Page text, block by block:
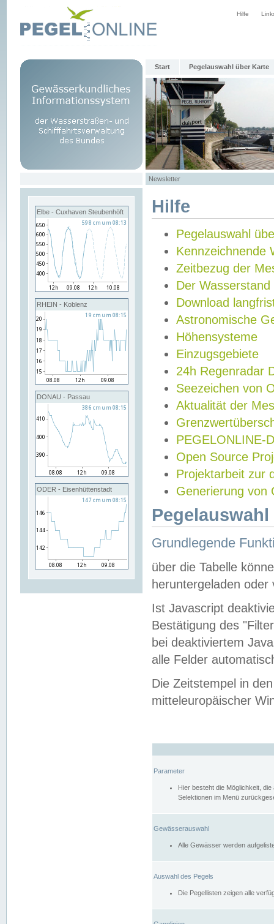
Hilfe
Start Pegelauswahl über Karte
Newsletter
Elbe - Cuxhaven Steubenhöft
RHEIN - Koblenz
DONAU - Passau
ODER - Eisenhüttenstadt
Hilfe
Pegelauswahl
Kennzeichnende
Zeitbezug der
Der Wasserstand
Download
Astronomische
Höhensysteme
Einzugsgebiete
24h Regenradar
Seezeichen von
Aktualität der
PEGELONLINE-
Open Source
Projektarbeit zur
Generierung von
Grundlegende
über die Tabelle
heruntergeladen oder
Ist Javascript
Bestätigung des
bei deaktiviertem
alle Felder
Die Zeitstempel in
mitteleuropäischer
Parameter
Hier besteht die Möglichkeit,
Selektionen im Menü
Gewässerauswahl
Alle Gewässer werden
Auswahl des Pegels
Die Pegellisten zeigen alle